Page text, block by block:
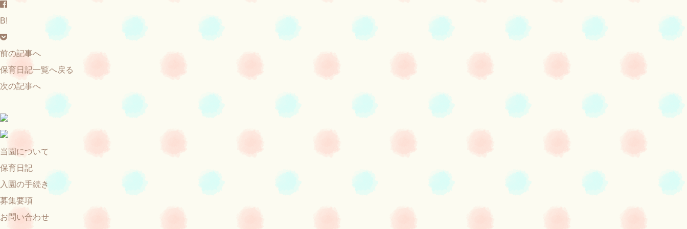
B!
前の記事へ
保育日記一覧へ戻る
次の記事へ
当園について
保育日記
入園の手続き
募集要項
お問い合わせ